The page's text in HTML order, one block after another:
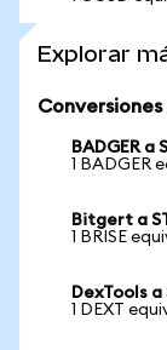
Explorar
BADGER a
1 BADGER
Bitgert a
1 BRISE
DexTools a
1 DEXT